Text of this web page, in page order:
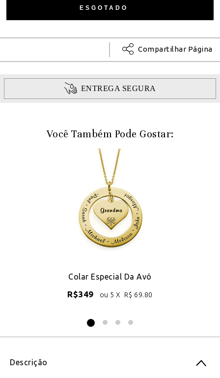
Compartilhar Página
ENTREGA SEGURA
Você Também Pode Gostar:
Colar Especial Da Avó
R$349 ou 5 X R$ 69.80
Descrição